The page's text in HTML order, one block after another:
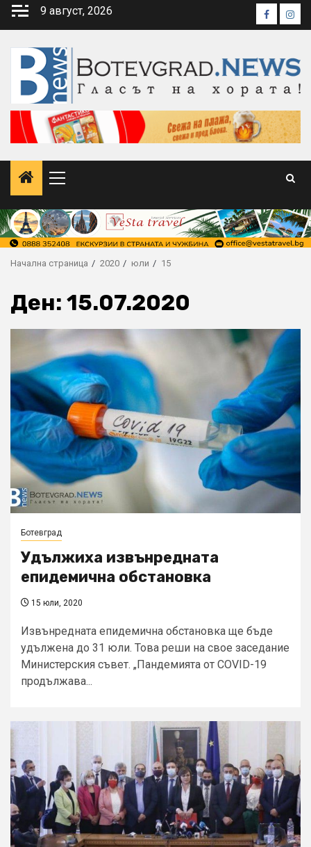
Skip
9 август, 2026 Facebook
Primary
Начална страница 2020 юли 15
Ден: 15.07.2020
Ботевград
Удължиха извънредната
епидемична обстановка
15 юли, 2020
Извънредната епидемична обстановка ще бъде
удължена до 31 юли. Това реши на свое заседание
Министерския съвет. „Пандемията от COVID-19
продължава...